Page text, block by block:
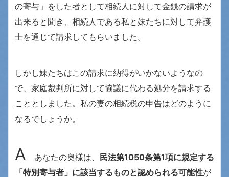
の寄与」をした者として相続人に対して金銭の請求が
出来ると聞き、相続人である私と妹たちに対して弁護
士を通じて請求してもらいました。
しかし妹たちはこの請求に納得がいかないようなの
で、家庭裁判所に対して協議に代わる処分を請求する
こととしました。私の妻の相続税の申告はどのように
なるでしょうか。
A あなたの奥様は、 民法第1050条第1項に規定する
「特別寄与者」に該当するものと認められる可能性が